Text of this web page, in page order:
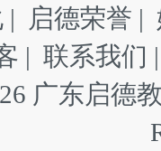
| 启德荣誉 |
| 联系我们
广东启德